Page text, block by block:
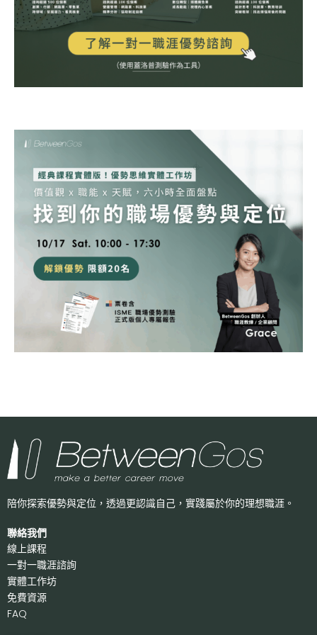
陪你探索優勢與定位，透過更認識自己， 實踐屬於你的理想職涯。
聯絡我們
線上課程
一對一職涯諮詢
實體工作坊
免費資源
FAQ